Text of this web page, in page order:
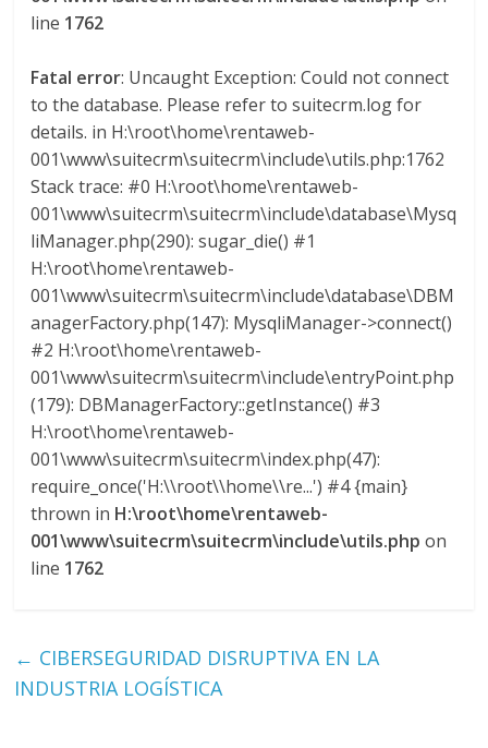
o
m
b
a
–
T
line 1762
Fatal error: Uncaught Exception: Could not connect
to the database. Please refer to suitecrm.log for
details. in H:\root\home\rentaweb-
001\www\suitecrm\suitecrm\include\utils.php:1762
Stack trace: #0 H:\root\home\rentaweb-
001\www\suitecrm\suitecrm\include\database\Mysq
liManager.php(290): sugar_die() #1
H:\root\home\rentaweb-
001\www\suitecrm\suitecrm\include\database\DBM
anagerFactory.php(147): MysqliManager->connect()
#2 H:\root\home\rentaweb-
001\www\suitecrm\suitecrm\include\entryPoint.php
(179): DBManagerFactory::getInstance() #3
H:\root\home\rentaweb-
001\www\suitecrm\suitecrm\index.php(47):
require_once('H:\\root\\home\\re...') #4 {main}
thrown in H:\root\home\rentaweb-
001\www\suitecrm\suitecrm\include\utils.php on
line 1762
← CIBERSEGURIDAD DISRUPTIVA EN LA
INDUSTRIA LOGÍSTICA